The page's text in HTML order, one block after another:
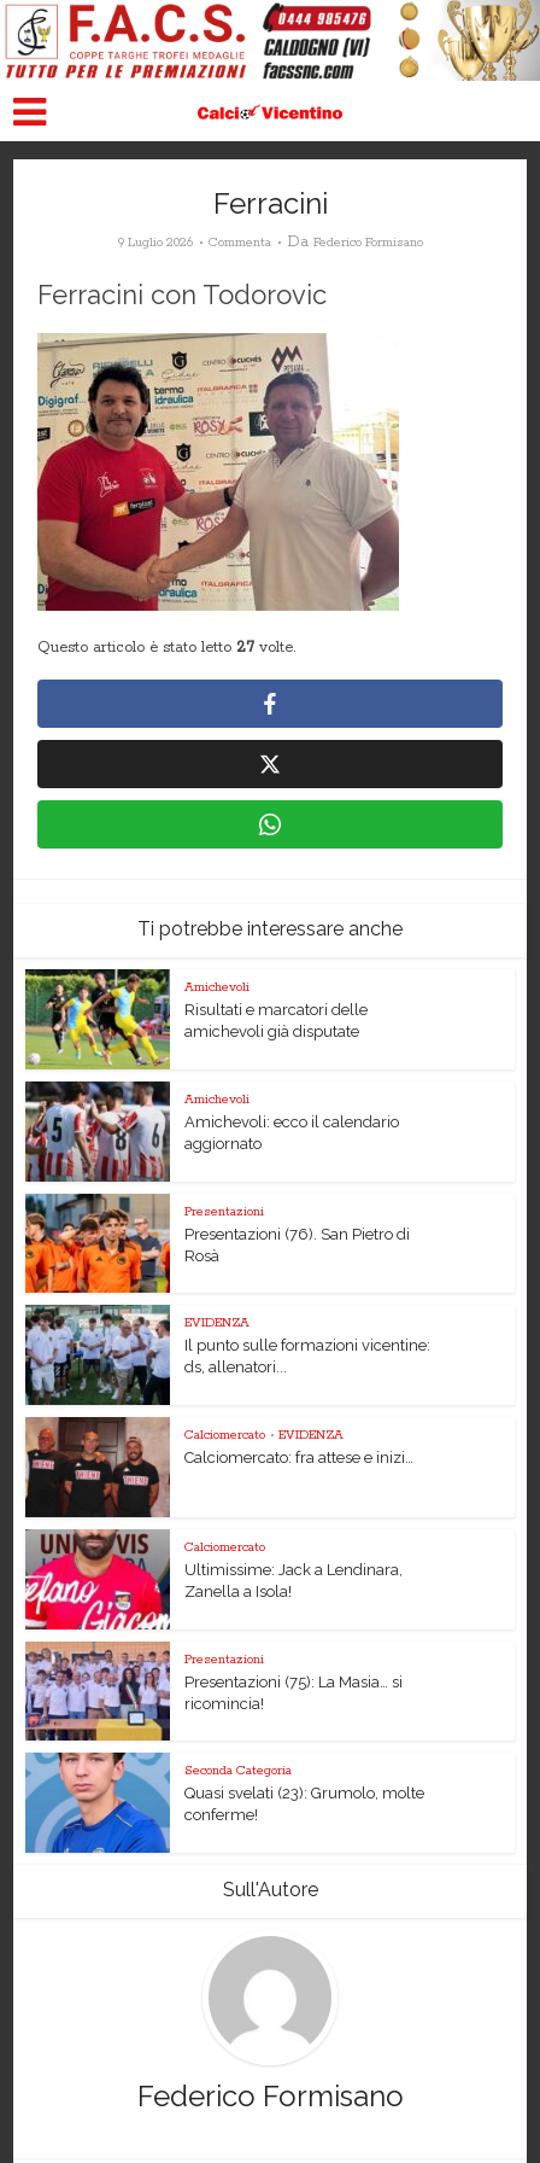
Ferracini
9 Luglio 2026 Commenta Da Federico Formisano
Ferracini con Todorovic
Questo articolo è stato letto 27 volte.
Ti potrebbe interessare anche
Amichevoli
Risultati e marcatori delle
amichevoli già disputate
Amichevoli
Amichevoli: ecco il calendario
aggiornato
Presentazioni
Presentazioni (76). San Pietro di
Rosà
EVIDENZA
Il punto sulle formazioni vicentine:
ds, allenatori...
Calciomercato • EVIDENZA
Calciomercato: fra attese e inizi…
Calciomercato
Ultimissime: Jack a Lendinara,
Zanella a Isola!
Presentazioni
Presentazioni (75): La Masia… si
ricomincia!
Seconda Categoria
Quasi svelati (23): Grumolo, molte
conferme!
Sull'Autore
Federico Formisano